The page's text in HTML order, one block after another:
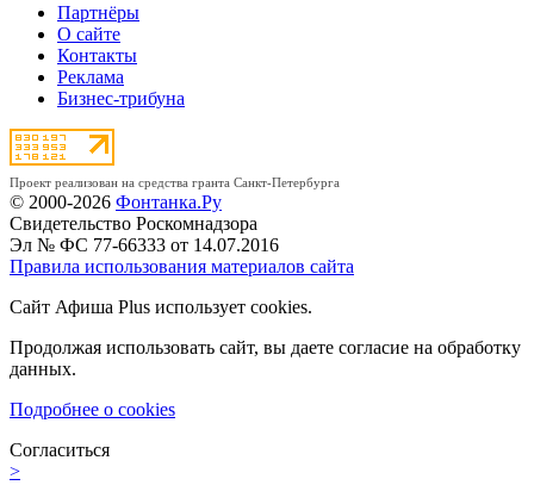
Партнёры
О сайте
Контакты
Реклама
Бизнес-трибуна
Проект реализован на средства гранта Санкт-Петербурга
© 2000-2026 Фонтанка.Ру
Свидетельство Роскомнадзора
Эл № ФС 77-66333 от 14.07.2016
Правила использования материалов сайта
Сайт Афиша Plus использует cookies.
Продолжая использовать сайт, вы даете согласие на обработку
данных.
Подробнее о cookies
Согласиться
>